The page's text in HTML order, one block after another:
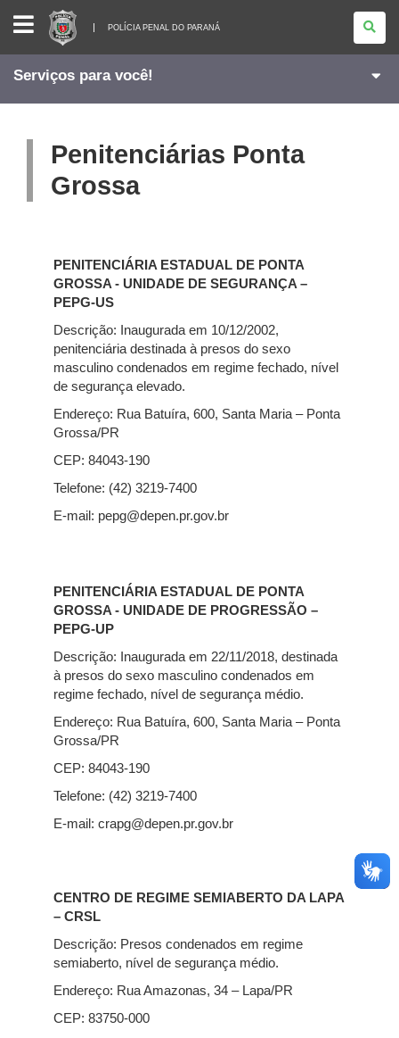
POLÍCIA
PENAL
DO
PARANÁ
POLÍCIA PENAL DO PARANÁ
Serviços para você!
Penitenciárias Ponta
Grossa
PENITENCIÁRIA ESTADUAL DE PONTA
GROSSA - UNIDADE DE SEGURANÇA –
PEPG-US
Descrição: Inaugurada em 10/12/2002,
penitenciária destinada à presos do sexo
masculino condenados em regime fechado, nível
de segurança elevado.
Endereço: Rua Batuíra, 600, Santa Maria – Ponta
Grossa/PR
CEP: 84043-190
Telefone: (42) 3219-7400
E-mail: pepg@depen.pr.gov.br
PENITENCIÁRIA ESTADUAL DE PONTA
GROSSA - UNIDADE DE PROGRESSÃO –
PEPG-UP
Descrição: Inaugurada em 22/11/2018, destinada
à presos do sexo masculino condenados em
regime fechado, nível de segurança médio.
Endereço: Rua Batuíra, 600, Santa Maria – Ponta
Grossa/PR
CEP: 84043-190
Telefone: (42) 3219-7400
E-mail: crapg@depen.pr.gov.br
CENTRO DE REGIME SEMIABERTO DA LAPA
– CRSL
Descrição: Presos condenados em regime
semiaberto, nível de segurança médio.
Endereço: Rua Amazonas, 34 – Lapa/PR
CEP: 83750-000